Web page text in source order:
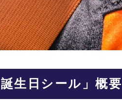
誕生日シール」概要